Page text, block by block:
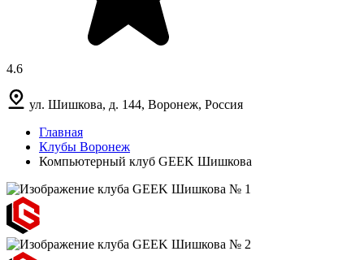
4.6
ул. Шишкова, д. 144, Воронеж, Россия
Главная
Клубы Воронеж
Компьютерный клуб GEEK Шишкова